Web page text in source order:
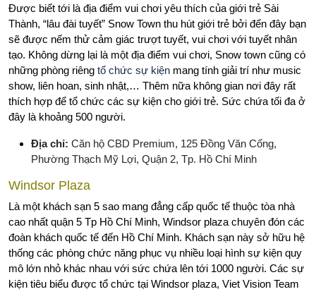
Được biết tới là địa điểm vui chơi yêu thích của giới trẻ Sài
Thành, “lâu đài tuyết” Snow Town thu hút giới trẻ bởi đến đây bạn
sẽ được nếm thử cảm giác trượt tuyết, vui chơi với tuyết nhân
tạo. Không dừng lại là một địa điểm vui chơi, Snow town cũng có
những phòng riêng tổ chức sự kiện mang tính giải trí như music
show, liên hoan, sinh nhật,… Thêm nữa không gian nơi đây rất
thích hợp để tổ chức các sự kiện cho giới trẻ. Sức chứa tối đa ở
đây là khoảng 500 người.
Địa chỉ: Căn hộ CBD Premium, 125 Đồng Văn Cống,
Phường Thạch Mỹ Lợi, Quận 2, Tp. Hồ Chí Minh
Windsor Plaza
Là một khách sạn 5 sao mang đẳng cấp quốc tế thuộc tòa nhà
cao nhất quận 5 Tp Hồ Chí Minh, Windsor plaza chuyên đón các
đoàn khách quốc tế đến Hồ Chí Minh. Khách sạn này sở hữu hệ
thống các phòng chức năng phục vụ nhiều loại hình sự kiện quy
mô lớn nhỏ khác nhau với sức chứa lên tới 1000 người. Các sự
kiện tiêu biểu được tổ chức tại Windsor plaza, Viet Vision Team